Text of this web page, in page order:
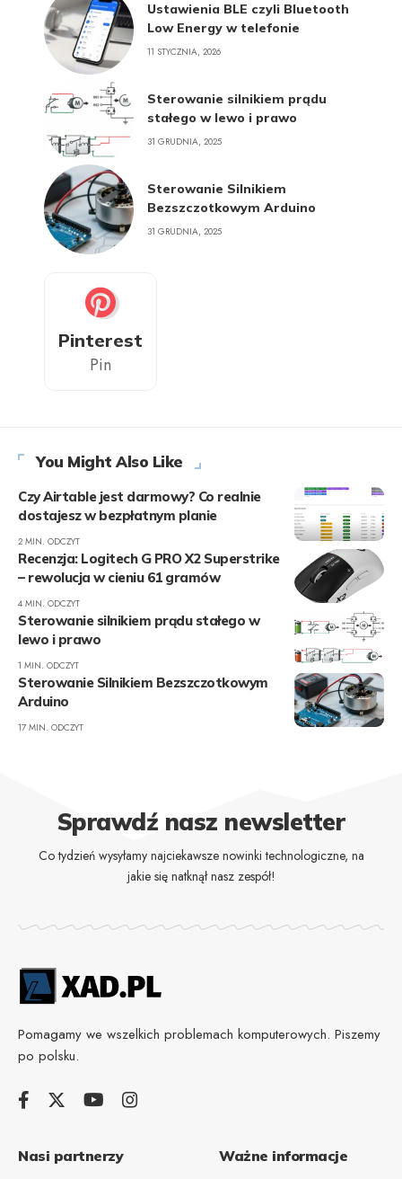
Ustawienia BLE czyli Bluetooth
Low Energy w telefonie
11 STYCZNIA, 2026
Sterowanie silnikiem prądu
stałego w lewo i prawo
31 GRUDNIA, 2025
Sterowanie Silnikiem
Bezszczotkowym Arduino
31 GRUDNIA, 2025
Pinterest
Pin
You Might Also Like
Czy Airtable jest darmowy? Co realnie
dostajesz w bezpłatnym planie
2 MIN. ODCZYT
Recenzja: Logitech G PRO X2 Superstrike
– rewolucja w cieniu 61 gramów
4 MIN. ODCZYT
Sterowanie silnikiem prądu stałego w
lewo i prawo
1 MIN. ODCZYT
Sterowanie Silnikiem Bezszczotkowym
Arduino
17 MIN. ODCZYT
Sprawdź nasz newsletter
Co tydzień wysyłamy najciekawsze nowinki technologiczne, na
jakie się natknął nasz zespół!
Pomagamy we wszelkich problemach komputerowych. Piszemy
po polsku.
Nasi partnerzy Ważne informacje